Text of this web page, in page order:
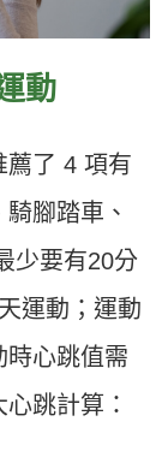
動
薦了 4 項有
腳踏車、
少要有20分
運動；運動
時心跳值需
跳計算：